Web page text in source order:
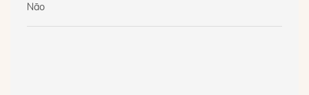
Não